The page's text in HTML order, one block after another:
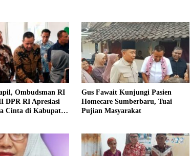
Ombudsman RI
DPR RI Apresiasi
Cinta di Kabupaten
Gus Fawait Kunjungi Pasien
Homecare Sumberbaru, Tuai
Pujian Masyarakat